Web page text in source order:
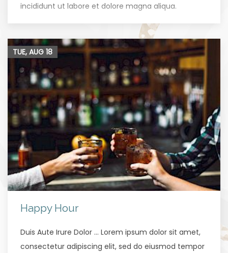
incididunt ut labore et dolore magna aliqua.
Happy Hour
Duis Aute Irure Dolor … Lorem ipsum dolor sit amet,
consectetur adipiscing elit, sed do eiusmod tempor
TUE, AUG 18